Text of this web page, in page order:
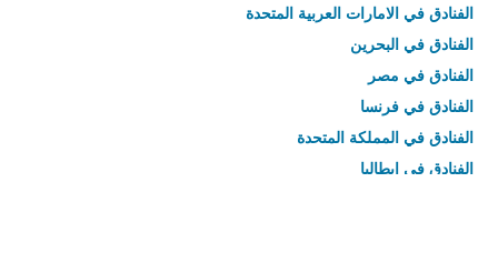
الفنادق في الامارات العربية المتحدة
الفنادق في البحرين
الفنادق في مصر
الفنادق في فرنسا
الفنادق في المملكة المتحدة
الفنادق في إيطاليا